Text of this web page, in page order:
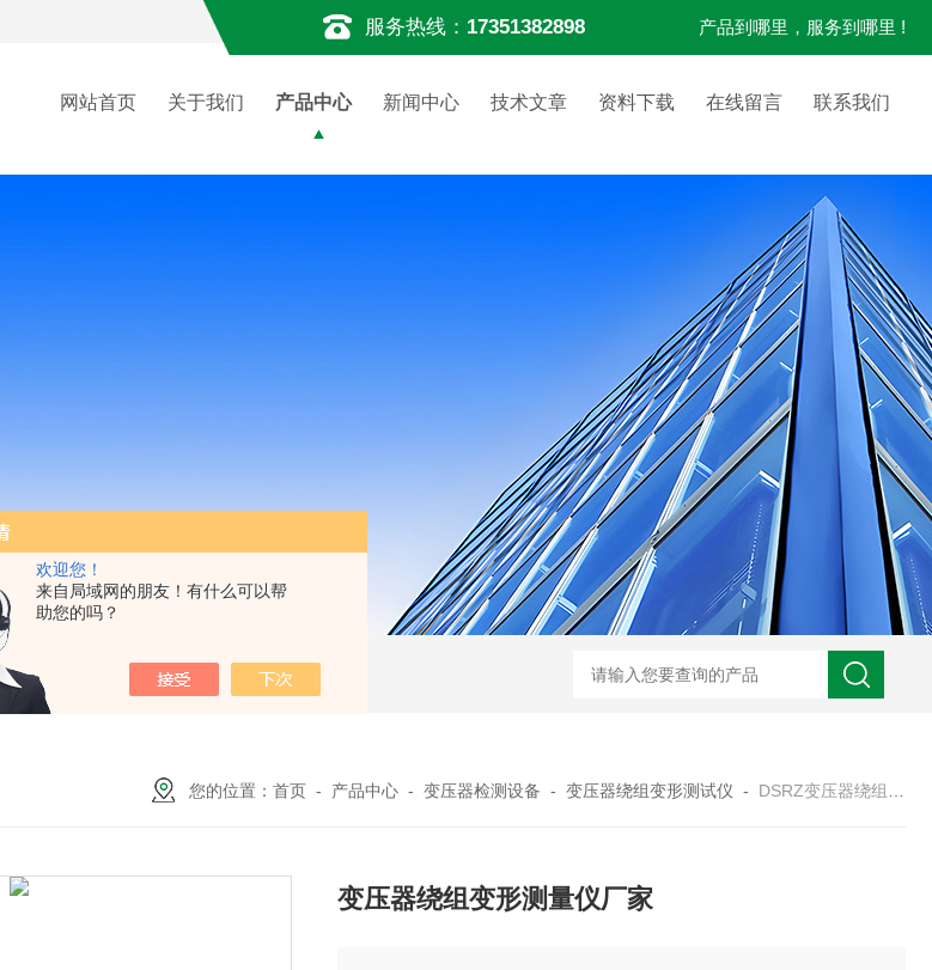
欢迎您！
来自局域网的朋友！有什么可以帮
助您的吗？
服务热线： 17351382898 产品到哪里，服务到哪里 !
网站首页 关于我们 产品中心 新闻中心 技术文章 资料下载 在线留言 联系我们
您的位置：首页 - 产品中心 -变压器检测设备 -变压器绕组变形测试仪 - DSRZ变压器绕组变形测量仪厂家
变压器绕组变形测量仪厂家